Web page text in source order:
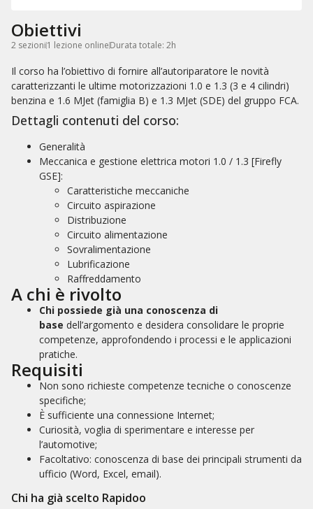
Obiettivi
2 sezioni1 lezione onlineDurata totale: 2h
Il corso ha l’obiettivo di fornire all’autoriparatore le novità
caratterizzanti le ultime motorizzazioni 1.0 e 1.3 (3 e 4 cilindri)
benzina e 1.6 MJet (famiglia B) e 1.3 MJet (SDE) del gruppo FCA.
Dettagli contenuti del corso:
Generalità
Meccanica e gestione elettrica motori 1.0 / 1.3 [Firefly
GSE]:
Caratteristiche meccaniche
Circuito aspirazione
Distribuzione
Circuito alimentazione
Sovralimentazione
Lubrificazione
Raffreddamento
A chi è rivolto
Chi possiede già una conoscenza di
base dell’argomento e desidera consolidare le proprie
competenze, approfondendo i processi e le applicazioni
pratiche.
Requisiti
Non sono richieste competenze tecniche o conoscenze
specifiche;
È sufficiente una connessione Internet;
Curiosità, voglia di sperimentare e interesse per
l’automotive;
Facoltativo: conoscenza di base dei principali strumenti da
ufficio (Word, Excel, email).
Chi ha già scelto Rapidoo